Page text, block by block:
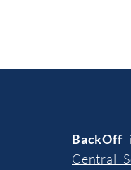
BackOff
Central